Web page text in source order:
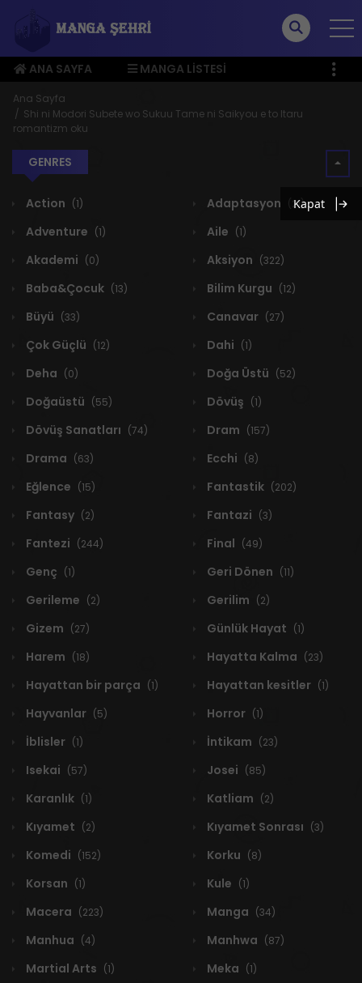
ANA SAYFA
MANGA LISTESI
ÜYE MENÜSÜ
Ana Sayfa
Shi ni Modori Subete wo Sukuu Tame ni Saikyou e to Itaru
romantizm oku
GENRES
Action (1) Adaptasyon (21)
Adventure (1) Aile (1)
Akademi (0) Aksiyon (322)
Baba&Çocuk (13) Bilim Kurgu (12)
Büyü (33) Canavar (27)
Çok Güçlü (12) Dahi (1)
Deha (0) Doğa Üstü (52)
Doğaüstü (55) Dövüş (1)
Dövüş Sanatları (74) Dram (157)
Drama (63) Ecchi (8)
Eğlence (15) Fantastik (202)
Fantasy (2) Fantazi (3)
Fantezi (244) Final (49)
Genç (1) Geri Dönen (11)
Gerileme (2) Gerilim (2)
Gizem (27) Günlük Hayat (1)
Harem (18) Hayatta Kalma (23)
Hayattan bir parça (1) Hayattan kesitler (1)
Hayvanlar (5) Horror (1)
İblisler (1) İntikam (23)
Isekai (57) Josei (85)
Karanlık (1) Katliam (2)
Kıyamet (2) Kıyamet Sonrası (3)
Komedi (152) Korku (8)
Korsan (1) Kule (1)
Macera (223) Manga (34)
Manhua (4) Manhwa (87)
Martial Arts (1) Meka (1)
Kapat